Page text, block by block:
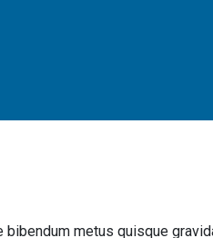
metus quisque